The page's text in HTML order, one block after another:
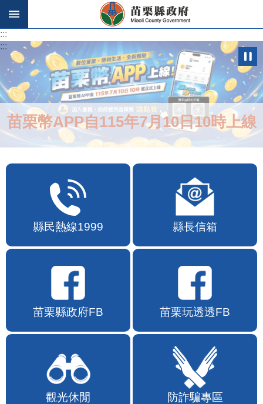
跳到主要內容區塊
:::
:::
苗栗幣APP自115年7月10日10時上線
縣民熱線1999 縣長信箱
苗栗縣政府FB 苗栗玩透透FB
觀光休閒 防詐騙專區